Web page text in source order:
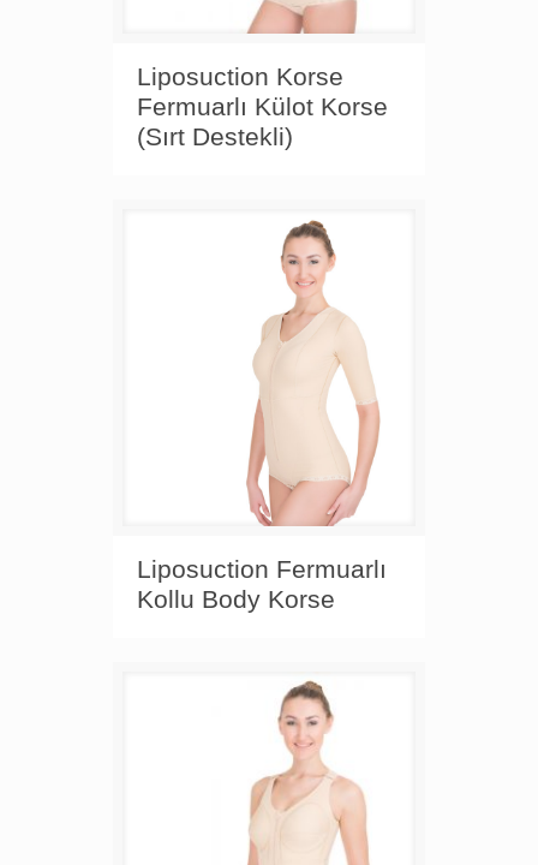
Liposuction Korse
Fermuarlı Külot Korse
(Sırt Destekli)
Liposuction Fermuarlı
Kollu Body Korse